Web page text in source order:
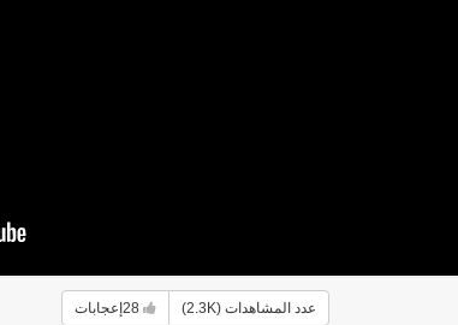
عدد المشاهدات (2.3K) 28 إعجابات